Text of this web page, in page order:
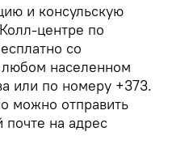
и консульскую
центре по
со
любом населенном
или по номеру +373.
можно отправить
на адрес